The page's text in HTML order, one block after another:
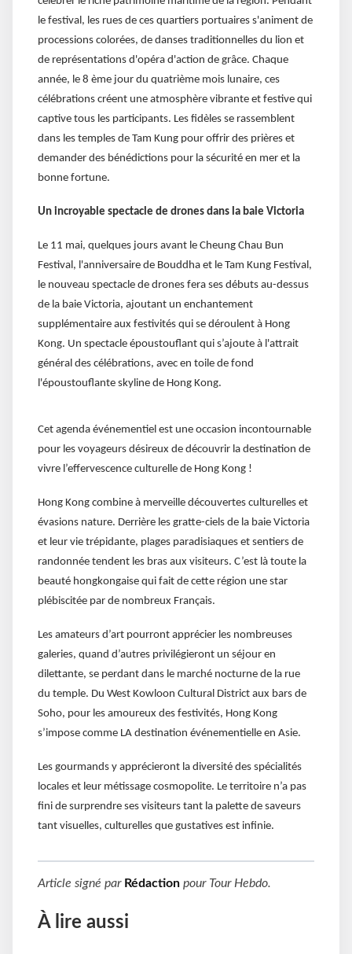
le festival, les rues de ces quartiers portuaires s'animent de
processions colorées, de danses traditionnelles du lion et
de représentations d'opéra d'action de grâce. Chaque
année, le 8 ème jour du quatrième mois lunaire, ces
célébrations créent une atmosphère vibrante et festive qui
captive tous les participants. Les fidèles se rassemblent
dans les temples de Tam Kung pour offrir des prières et
demander des bénédictions pour la sécurité en mer et la
bonne fortune.
Un incroyable spectacle de drones dans la baie Victoria
Le 11 mai, quelques jours avant le Cheung Chau Bun
Festival, l'anniversaire de Bouddha et le Tam Kung Festival,
le nouveau spectacle de drones fera ses débuts au-dessus
de la baie Victoria, ajoutant un enchantement
supplémentaire aux festivités qui se déroulent à Hong
Kong. Un spectacle époustouflant qui s’ajoute à l'attrait
général des célébrations, avec en toile de fond
l'époustouflante skyline de Hong Kong.
Cet agenda événementiel est une occasion incontournable
pour les voyageurs désireux de découvrir la destination de
vivre l’effervescence culturelle de Hong Kong !
Hong Kong combine à merveille découvertes culturelles et
évasions nature. Derrière les gratte-ciels de la baie Victoria
et leur vie trépidante, plages paradisiaques et sentiers de
randonnée tendent les bras aux visiteurs. C’est là toute la
beauté hongkongaise qui fait de cette région une star
plébiscitée par de nombreux Français.
Les amateurs d’art pourront apprécier les nombreuses
galeries, quand d’autres privilégieront un séjour en
dilettante, se perdant dans le marché nocturne de la rue
du temple. Du West Kowloon Cultural District aux bars de
Soho, pour les amoureux des festivités, Hong Kong
s’impose comme LA destination événementielle en Asie.
Les gourmands y apprécieront la diversité des spécialités
locales et leur métissage cosmopolite. Le territoire n’a pas
fini de surprendre ses visiteurs tant la palette de saveurs
tant visuelles, culturelles que gustatives est infinie.
Article signé par Rédaction pour Tour Hebdo.
À lire aussi